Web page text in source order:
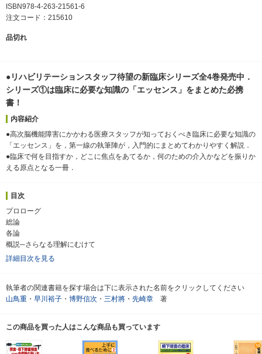
ISBN978-4-263-21561-6
注文コード：215610
品切れ
●リハビリテーションスタッフ待望の新臨床シリーズ全4巻発売中．
シリーズ①は臨床に必要な知識の「エッセンス」をまとめた必携
書！
内容紹介
●高次脳機能障害にかかわる医療スタッフが知っておくべき臨床に必要な知識の
「エッセンス」を，第一線の執筆陣が，入門的にまとめてわかりやすく解説．
●臨床で何を目指すか，どこに焦点をあてるか，何のための介入かなどを振りか
える原点となる一冊．
目次
プロローグ
総論
各論
概説─さらなる理解にむけて
詳細目次を見る
執筆者の関連書籍を探す場合は下に表示された名前をクリックしてください
山鳥重 ・ 早川裕子 ・ 博野信次 ・ 三村將 ・ 先崎章 著
この商品を買った人はこんな商品も買っています